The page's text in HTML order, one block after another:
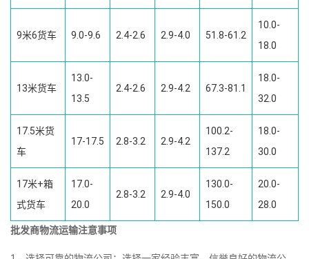
9米6货车 9.0-9.6 2.4-2.6 2.9-4.0 51.8-61.2
10.0-
18.0
13米货车
13.0-
13.5
2.4-2.6 2.9-4.2 67.3-81.1
18.0-
32.0
17.5米货
车
17-17.5 2.8-3.2 2.9-4.2
100.2-
137.2
18.0-
30.0
17米+箱
式货车
17.0-
20.0
2.8-3.2 2.9-4.0
130.0-
150.0
20.0-
28.0
批发商物流运输注意事项